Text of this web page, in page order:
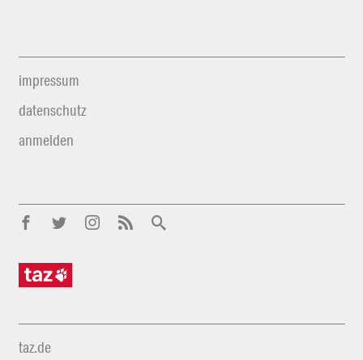
impressum
datenschutz
anmelden
taz.de